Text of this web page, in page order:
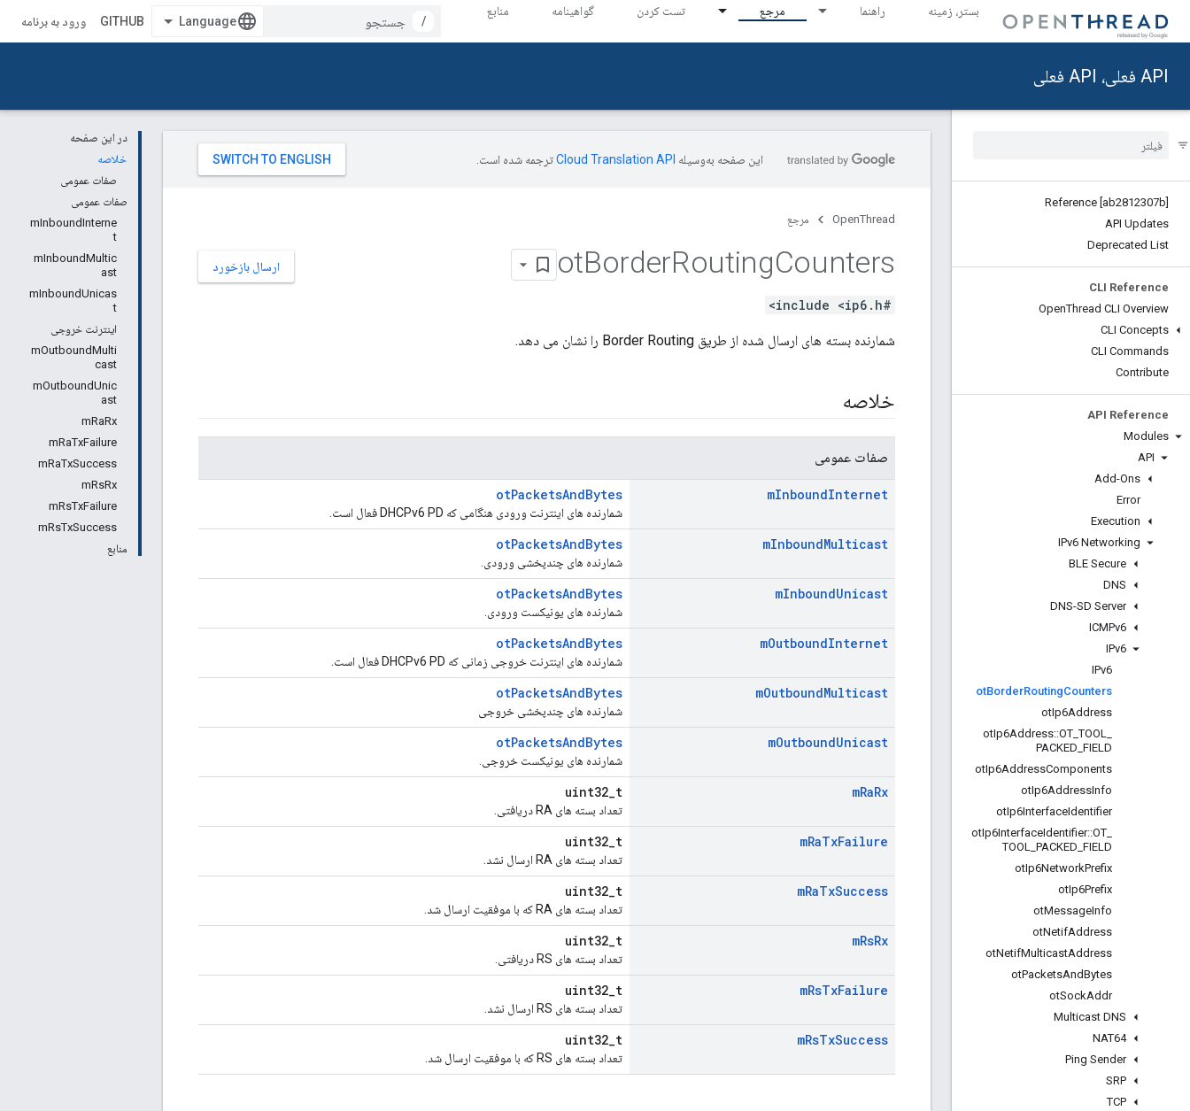
بستر، زمینه راهنما مرجع تست کردن گواهینامه منابع
/
GITHUB ورود به برنامه
API فعلی، API فعلی
Reference [ab2812307b]
API Updates
Deprecated List
CLI Reference
OpenThread CLI Overview
CLI Concepts
CLI Commands
Contribute
API Reference
Modules
API
Add-Ons
Error
Execution
IPv6 Networking
BLE Secure
DNS
DNS-SD Server
ICMPv6
IPv6
IPv6
otBorderRoutingCounters
otIp6Address
otIp6Address::OT _TOOL
PACKED FIELD
otIp6AddressComponents
otIp6AddressInfo
otIp6InterfaceIdentifier
otIp6InterfaceIdentifier::OT
TOOL PACKED FIELD
otIp6NetworkPrefix
otIp6Prefix
otMessageInfo
otNetifAddress
otNetifMulticastAddress
otPacketsAndBytes
otSockAddr
Multicast DNS
NAT64
Ping Sender
SRP
TCP
در این صفحه
خلاصه
صفات عمومی
صفات عمومی
mInboundInterne
t
mInboundMultic
ast
mInboundUnicas
t
اینترنت خروجی
mOutboundMulti
cast
mOutboundUnic
ast
mRaRx
mRaTxFailure
mRaTxSuccess
mRsRx
mRsTxFailure
mRsTxSuccess
منابع
این صفحه به‌وسیله ترجمه شده است.
OpenThread مرجع
ارسال بازخورد otBorderRoutingCounters
#include <ip6.h>
شمارنده بسته های ارسال شده از طریق Border Routing را نشان می دهد.
خلاصه
صفات عمومی
mInboundInternet
otPacketsAndBytes
شمارنده های اینترنت ورودی هنگامی که DHCPv6 PD فعال است.
mInboundMulticast
otPacketsAndBytes
شمارنده های چندپخشی ورودی.
mInboundUnicast
otPacketsAndBytes
شمارنده های یونیکست ورودی.
mOutboundInternet
otPacketsAndBytes
شمارنده های اینترنت خروجی زمانی که DHCPv6 PD فعال است.
mOutboundMulticast
otPacketsAndBytes
شمارنده های چندپخشی خروجی
mOutboundUnicast
otPacketsAndBytes
شمارنده های یونیکست خروجی.
mRaRx
uint32_t
تعداد بسته های RA دریافتی.
mRaTxFailure
uint32_t
تعداد بسته های RA ارسال نشد.
mRaTxSuccess
uint32_t
تعداد بسته های RA که با موفقیت ارسال شد.
mRsRx
uint32_t
تعداد بسته های RS دریافتی.
mRsTxFailure
uint32_t
تعداد بسته های RS ارسال نشد.
mRsTxSuccess
uint32_t
تعداد بسته های RS که با موفقیت ارسال شد.